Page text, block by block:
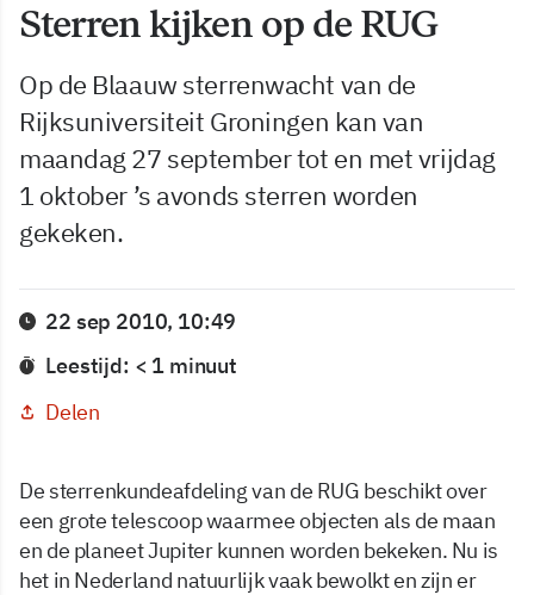
Sterren kijken op de RUG
Op de Blaauw sterrenwacht van de
Rijksuniversiteit Groningen kan van
maandag 27 september tot en met vrijdag
1 oktober ’s avonds sterren worden
gekeken.
22 sep 2010, 10:49
Leestijd: < 1 minuut
Delen
De sterrenkundeafdeling van de RUG beschikt over
een grote telescoop waarmee objecten als de maan
en de planeet Jupiter kunnen worden bekeken. Nu is
het in Nederland natuurlijk vaak bewolkt en zijn er